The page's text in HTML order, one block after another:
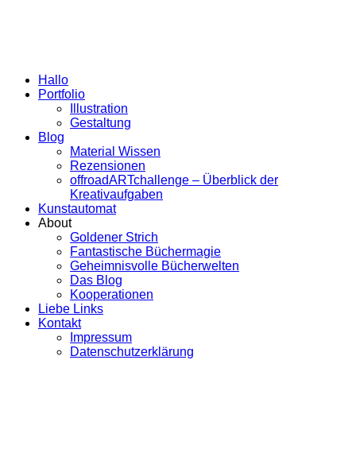
Hallo
Portfolio
Illustration
Gestaltung
Blog
Material Wissen
Rezensionen
offroadARTchallenge – Überblick der
Kreativaufgaben
Kunstautomat
About
Goldener Strich
Fantastische Büchermagie
Geheimnisvolle Bücherwelten
Das Blog
Kooperationen
Liebe Links
Kontakt
Impressum
Datenschutzerklärung